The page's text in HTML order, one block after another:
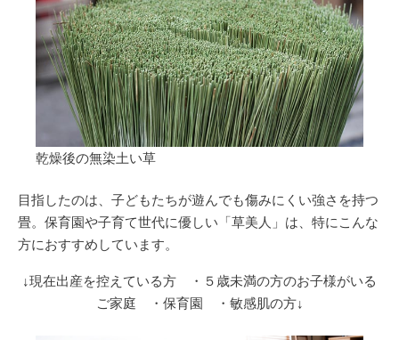
乾燥後の無染土い草
目指したのは、子どもたちが遊んでも傷みにくい強さを持つ
畳。保育園や子育て世代に優しい「草美人」は、特にこんな
方におすすめしています。
↓現在出産を控えている方 ・５歳未満の方のお子様がいる
ご家庭 ・保育園 ・敏感肌の方↓